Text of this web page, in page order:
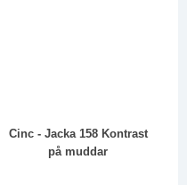
Cinc - Jacka 158 Kontrast
på muddar